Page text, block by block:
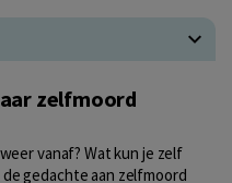
zelfmoord
vanaf? Wat kun je zelf
gedachte aan zelfmoord